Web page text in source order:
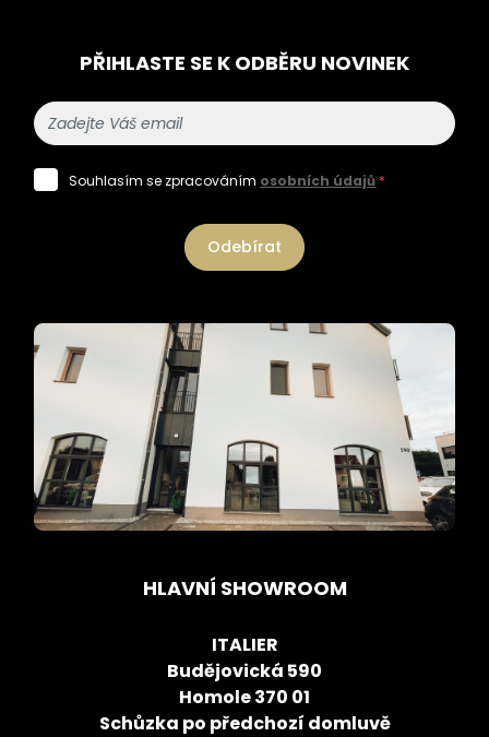
PŘIHLASTE SE K ODBĚRU NOVINEK
Souhlasím se zpracováním osobních údajů *
Odebírat
HLAVNÍ SHOWROOM
ITALIER
Budějovická 590
Homole 370 01
Schůzka po předchozí domluvě